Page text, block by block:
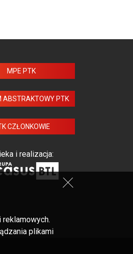
MPE PTK
ABSTRAKTOWY PTK
CZŁONKOWIE
i realizacja:
plikami